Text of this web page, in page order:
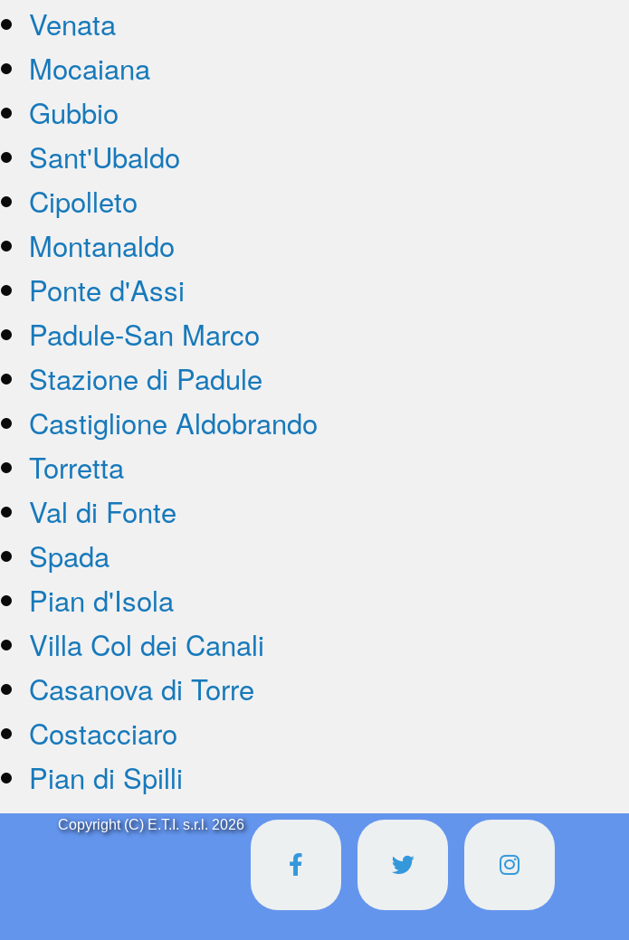
Venata
Mocaiana
Gubbio
Sant'Ubaldo
Cipolleto
Montanaldo
Ponte d'Assi
Padule-San Marco
Stazione di Padule
Castiglione Aldobrando
Torretta
Val di Fonte
Spada
Pian d'Isola
Villa Col dei Canali
Casanova di Torre
Costacciaro
Pian di Spilli
Copyright (C) E.T.I. s.r.l. 2026